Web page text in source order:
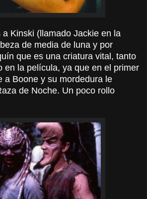
a Kinski (llamado Jackie en la
de media de luna y por
que es una criatura vital, tanto
en la película, ya que en el primer
a Boone y su mordedura le
de Noche. Un poco rollo